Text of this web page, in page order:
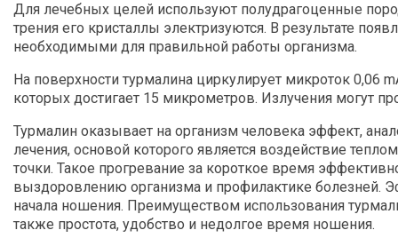
Для лечебных целей используют полудрагоценные
трения его кристаллы электризуются. В результате
необходимыми для правильной работы организма.
На поверхности турмалина циркулирует микроток 0,06
которых достигает 15 микрометров. Излучения могут
Турмалин оказывает на организм человека эффект,
лечения, основой которого является воздействие
точки. Такое прогревание за короткое время
выздоровлению организма и профилактике болезней.
начала ношения. Преимуществом использования
также простота, удобство и недолгое время ношения.